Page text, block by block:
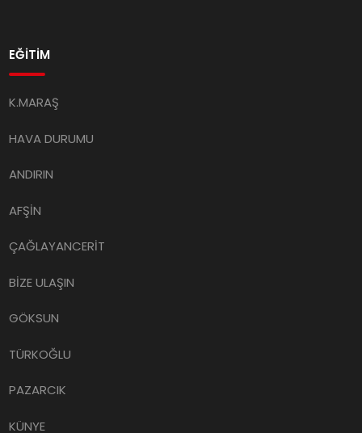
EĞİTİM
K.MARAŞ
HAVA DURUMU
ANDIRIN
AFŞİN
ÇAĞLAYANCERİT
BİZE ULAŞIN
GÖKSUN
TÜRKOĞLU
PAZARCIK
KÜNYE